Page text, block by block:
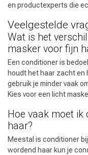
Omvorming
en productexperts die
Veelgestelde
Wat is het
masker voor fijn
Een conditioner is
houdt het haar zacht en
gebruik je minder vaak
Kies voor een licht
Hoe vaak moet ik
haar?
Meestal is conditioner
wordend haar kun je